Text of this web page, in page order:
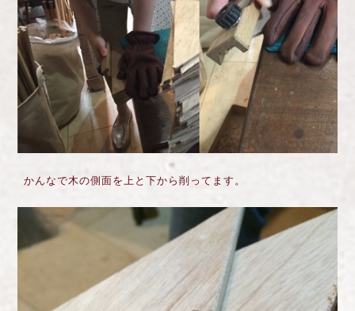
かんなで木の側面を上と下から削ってます。